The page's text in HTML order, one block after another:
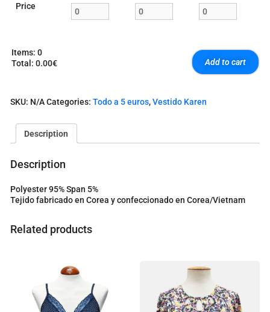
Price
Items: 0
Total : 0.00€
e
o
t
o
a
Add to cart
SKU: N/ACategories: Todo a 5 euros,Vestido Karen
Description
Description
Polyester 95% Span 5%
Tejido fabricado en Corea y confeccionado en Corea/Vietnam
Related products